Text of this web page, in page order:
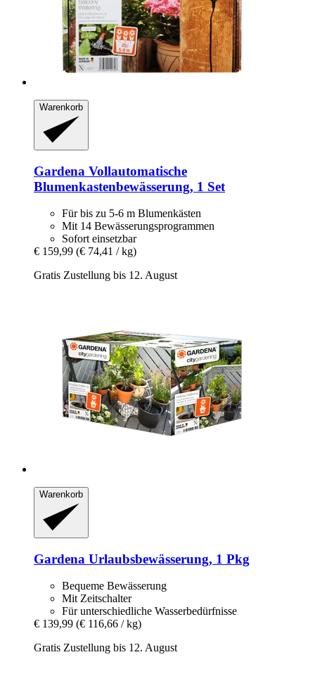
Warenkorb
Gardena Vollautomatische
Blumenkastenbewässerung, 1 Set
Für bis zu 5-6 m Blumenkästen
Mit 14 Bewässerungsprogrammen
Sofort einsetzbar
€ 159,99 (€ 74,41 / kg)
Gratis Zustellung bis 12. August
Warenkorb
Gardena Urlaubsbewässerung, 1 Pkg
Bequeme Bewässerung
Mit Zeitschalter
Für unterschiedliche Wasserbedürfnisse
€ 139,99 (€ 116,66 / kg)
Gratis Zustellung bis 12. August